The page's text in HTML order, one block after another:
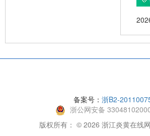
备案号： 浙B2-
浙公网安备
版权所有： © 2026 浙江炎黄在线